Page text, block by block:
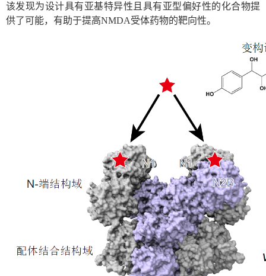
该发现为设计具有亚基特异性且具有亚型偏好性的化合物提
供了可能，有助于提高NMDA受体药物的靶向性。